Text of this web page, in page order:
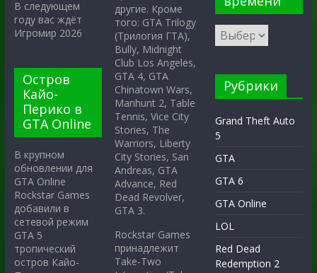
В следующем
году вас ждёт
Игромир 2026
Остров
Кайо-
Перико в
GTA Online
В крупном
обновлении для
GTA Online
Rockstar Games
добавили в
сетевой режим
GTA 5
тропический
остров Кайо-
другие. Кроме
того: GTA Trilogy
(Трилогия ГТА),
Bully, Midnight
Club Los Angeles,
GTA 4, GTA
Chinatown Wars,
Manhunt 2, Table
Tennis, Vice City
Stories, The
Warriors, Liberty
City Stories, San
Andreas, GTA
Advance, Red
Dead Revolver,
GTA 3.
Rockstar Games
принадлежит
Take-Two
Рубрики
Grand Theft Auto
5
GTA
GTA 6
GTA Online
LOL
Red Dead
Redemption 2